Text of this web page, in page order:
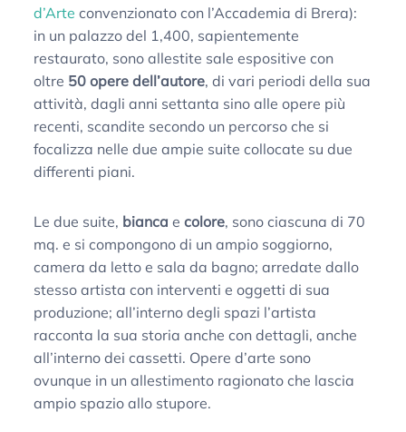
d’Arte convenzionato con l’Accademia di Brera):
in un palazzo del 1,400, sapientemente
restaurato, sono allestite sale espositive con
oltre 50 opere dell’autore, di vari periodi della sua
attività, dagli anni settanta sino alle opere più
recenti, scandite secondo un percorso che si
focalizza nelle due ampie suite collocate su due
differenti piani.
Le due suite, bianca ecolore, sono ciascuna di 70
mq. e si compongono di un ampio soggiorno,
camera da letto e sala da bagno; arredate dallo
stesso artista con interventi e oggetti di sua
produzione; all’interno degli spazi l’artista
racconta la sua storia anche con dettagli, anche
all’interno dei cassetti. Opere d’arte sono
ovunque in un allestimento ragionato che lascia
ampio spazio allo stupore.